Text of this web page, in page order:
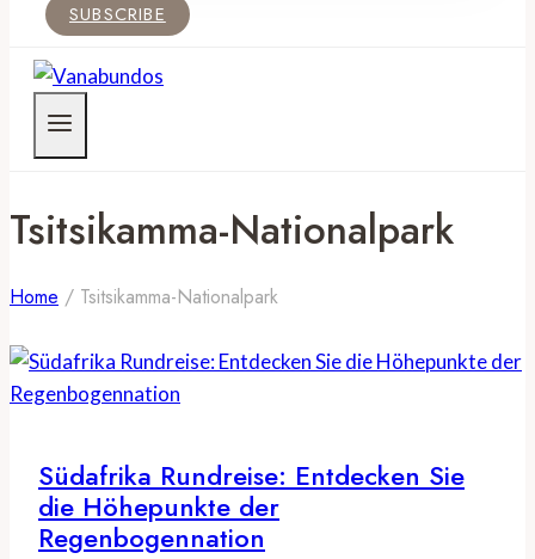
SUBSCRIBE
Tsitsikamma-Nationalpark
Home / Tsitsikamma-Nationalpark
Südafrika Rundreise: Entdecken Sie
die Höhepunkte der
Regenbogennation